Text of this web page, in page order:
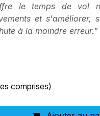
le temps de vol
et s'améliorer,
à la moindre erreur."
comprises)